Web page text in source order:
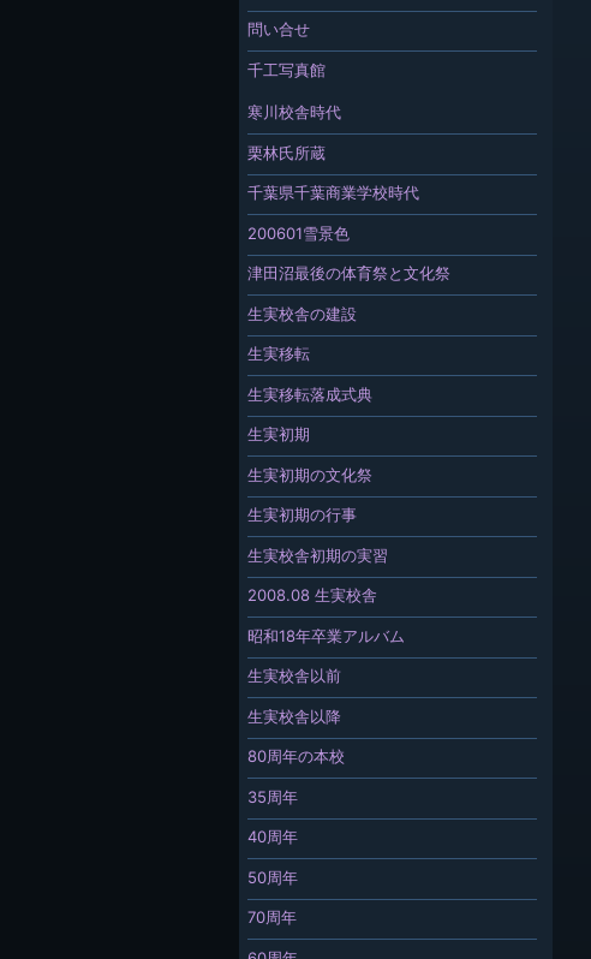
問い合せ
千工写真館
寒川校舎時代
栗林氏所蔵
千葉県千葉商業学校時代
200601雪景色
津田沼最後の体育祭と文化祭
生実校舎の建設
生実移転
生実移転落成式典
生実初期
生実初期の文化祭
生実初期の行事
生実校舎初期の実習
2008.08 生実校舎
昭和18年卒業アルバム
生実校舎以前
生実校舎以降
80周年の本校
35周年
40周年
50周年
70周年